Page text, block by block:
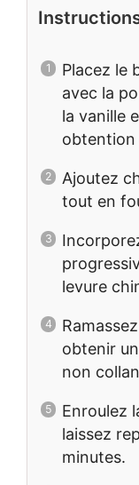
Placez le
avec la
la vanille
obtention
Ajoutez
tout en
levure
obtenir
non
Enroulez
laissez
minutes.